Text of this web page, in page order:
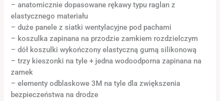
– anatomicznie dopasowane rękawy typu raglan z
elastycznego materiału
– duże panele z siatki wentylacyjne pod pachami
– koszulka zapinana na przodzie zamkiem rozdzielczym
– dół koszulki wykończony elastyczną gumą silikonową
– trzy kieszonki na tyle + jedna wodoodporna zapinana na
zamek
– elementy odblaskowe 3M na tyle dla zwiększenia
bezpieczeństwa na drodze